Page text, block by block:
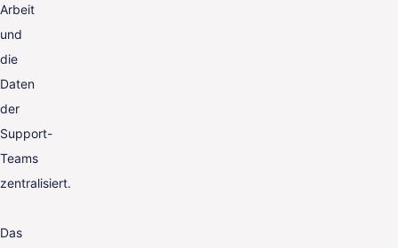
Arbeit
und
die
Daten
der
Support-
Teams
zentralisiert.
Das